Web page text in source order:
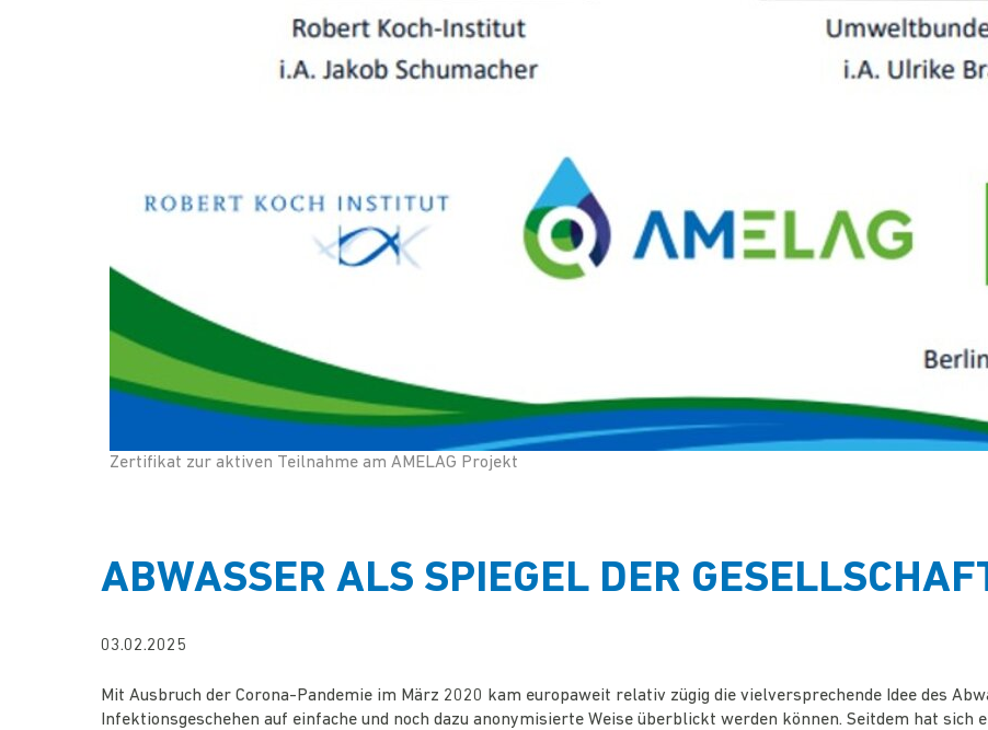
Zertifikat zur aktiven Teilnahme am AMELAG Projekt
ABWASSER ALS SPIEGEL DER
03.02.2025
Mit Ausbruch der Corona-Pandemie im März 2020 kam europaweit relativ zügig die vielversprechende Idee des
Infektionsgeschehen auf einfache und noch dazu anonymisierte Weise überblickt werden können. Seitdem hat sich